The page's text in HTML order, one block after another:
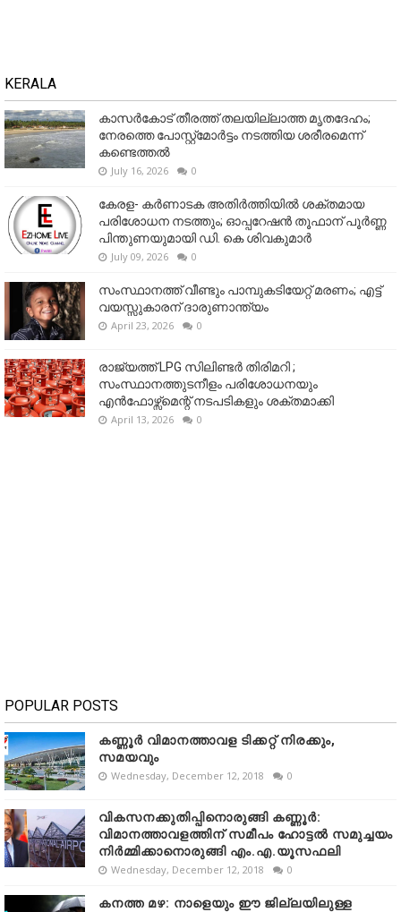
KERALA
കാസർകോട് തീരത്ത് തലയില്ലാത്ത മൃതദേഹം;
നേരത്തെ പോസ്റ്റ്‌മോർട്ടം നടത്തിയ ശരീരമെന്ന്
കണ്ടെത്തൽ
July 16, 2026 0
കേരള- കർണാടക അതിർത്തിയിൽ ശക്തമായ
പരിശോധന നടത്തും; ഓപ്പറേഷൻ തൂഫാന് പൂർണ്ണ
പിന്തുണയുമായി ഡി. കെ ശിവകുമാർ
July 09, 2026 0
സംസ്ഥാനത്ത് വീണ്ടും പാമ്പുകടിയേറ്റ് മരണം; എട്ട്
വയസ്സുകാരന് ദാരുണാന്ത്യം
April 23, 2026 0
രാജ്യത്ത് LPG സിലിണ്ടർ തിരിമറി ;
സംസ്ഥാനത്തുടനീളം പരിശോധനയും
എൻഫോഴ്സ്മെന്റ് നടപടികളും ശക്തമാക്കി
April 13, 2026 0
POPULAR POSTS
കണ്ണൂർ വിമാനത്താവള ടിക്കറ്റ് നിരക്കും,
സമയവും
Wednesday, December 12, 2018 0
വികസനക്കുതിപ്പിനൊരുങ്ങി കണ്ണൂർ:
വിമാനത്താവളത്തിന് സമീപം ഹോട്ടൽ സമുച്ചയം
നിർമ്മിക്കാനൊരുങ്ങി എം.എ.യൂസഫലി
Wednesday, December 12, 2018 0
കനത്ത മഴ: നാളെയും ഈ ജില്ലയിലുള്ള